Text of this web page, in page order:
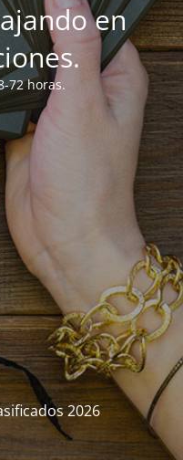
en
72 horas.
2026